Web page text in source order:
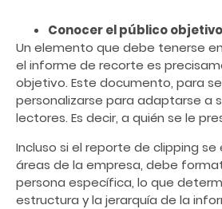
Conocer el público
Un elemento que debe tenerse
el informe de recorte es
objetivo. Este documento, para
personalizarse para adaptarse a
lectores. Es decir, a quién se le
Incluso si el reporte de clipping
áreas de la empresa, debe
persona específica, lo que
estructura y la jerarquía de la